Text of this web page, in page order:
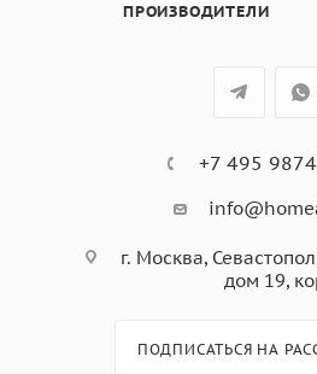
ПРОИЗВОДИТЕЛИ
+7 495
г. Москва,
дом 19,
ПОДПИСАТЬСЯ НА